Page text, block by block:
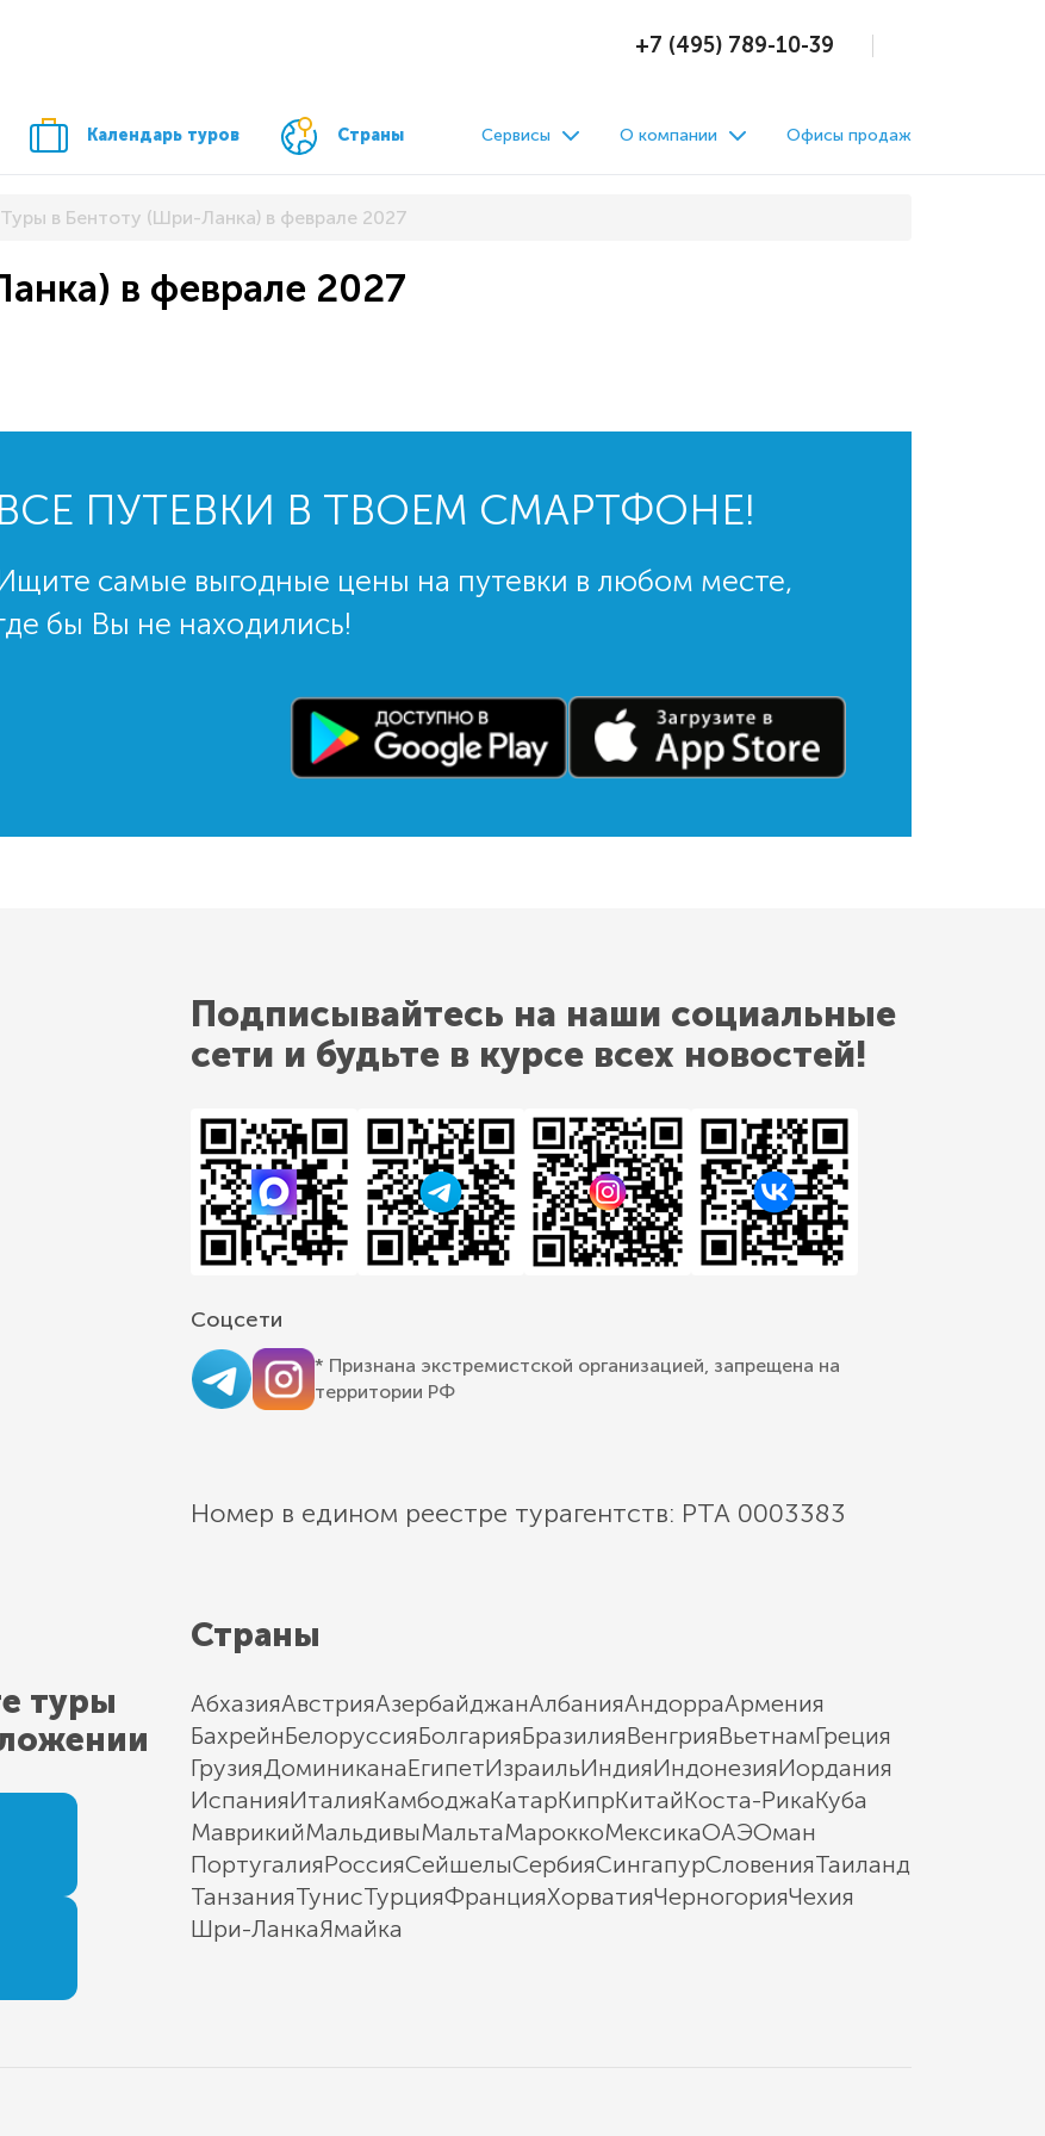
+7 (495) 789-10-39
Календарь туров Страны Сервисы О компании Офисы продаж
Туры в Бентоту (Шри-Ланка) в феврале 2027
в феврале 2027
ВСЕ ПУТЕВКИ В ТВОЕМ СМАРТФОНЕ!
самые выгодные цены на путевки в любом месте,
бы Вы не находились!
туры
Подписывайтесь на наши социальные
сети и будьте в курсе всех новостей!
Соцсети
* Признана экстремистской организацией, запрещена на
территории РФ
Номер в едином реестре турагентств: РТА 0003383
Страны
АбхазияАвстрияАзербайджанАлбанияАндорраАрмения
БахрейнБелоруссияБолгарияБразилияВенгрияВьетнамГреция
ГрузияДоминиканаЕгипетИзраильИндияИндонезияИордания
ИспанияИталияКамбоджаКатарКипрКитайКоста-РикаКуба
МаврикийМальдивыМальтаМароккоМексикаОАЭОман
ПортугалияРоссияСейшелыСербияСингапурСловенияТаиланд
ТанзанияТунисТурцияФранцияХорватияЧерногорияЧехия
Шри-ЛанкаЯмайка